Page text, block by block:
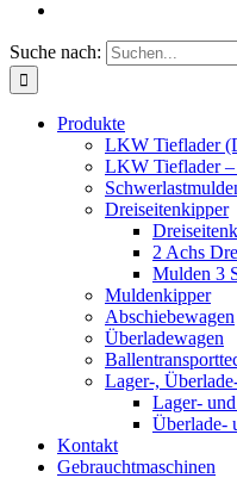
Suche nach:
Produkte
LKW Tieflader
LKW Tieflader
Dreiseitenkipper
2 Achs
Mulden 3
Muldenkipper
Abschiebewagen
Überladewagen
Lager-,
Lager-
Überlade-
Kontakt
Gebrauchtmaschinen